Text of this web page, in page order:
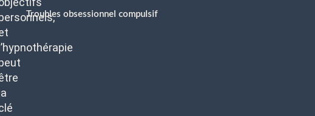
l’hypnothérapie
la
Troubles obsessionnel compulsif